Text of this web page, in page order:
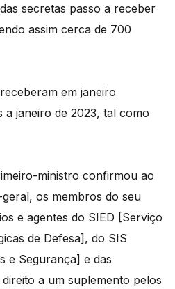
secretas passo a receber
assim cerca de 700
em janeiro
janeiro de 2023, tal como
ministro confirmou ao
os membros do seu
e agentes do SIED [Serviço
de Defesa], do SIS
e Segurança] e das
a um suplemento pelos